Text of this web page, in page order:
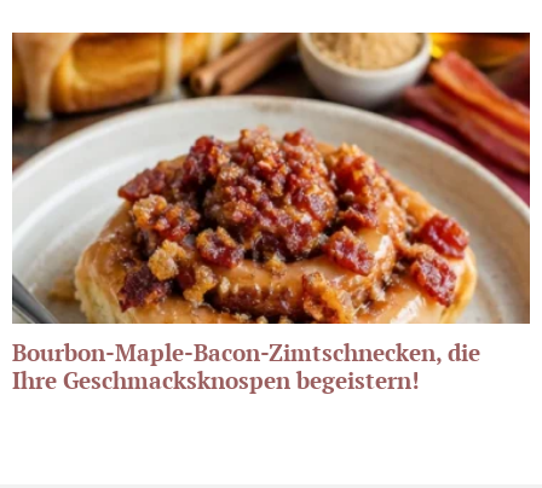
Bourbon-Maple-Bacon-Zimtschnecken, die
Ihre Geschmacksknospen begeistern!